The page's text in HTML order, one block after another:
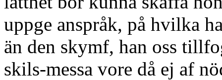
uppge anspråk, på hvilka
än den skymf, han oss
skils-messa vore då ej af